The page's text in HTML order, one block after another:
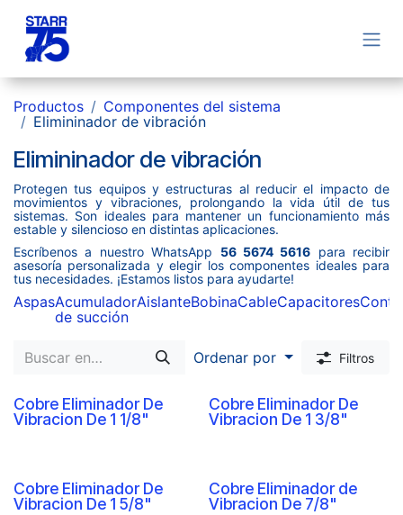
Productos
Componentes del sistema
Elimininador de vibración
Elimininador de vibración
Protegen tus equipos y estructuras al reducir el impacto de
movimientos y vibraciones, prolongando la vida útil de tus
sistemas. Son ideales para mantener un funcionamiento más
estable y silencioso en distintas aplicaciones.
Escríbenos a nuestro WhatsApp 56 5674 5616 para recibir
asesoría personalizada y elegir los componentes ideales para
tus necesidades. ¡Estamos listos para ayudarte!
AspasAcumulador
de succión
AislanteBobinaCableCapacitores
Ordenar por Filtros
Cobre Eliminador De
Vibracion De 1 1/8"
Cobre Eliminador De
Vibracion De 1 3/8"
Cobre Eliminador De
Vibracion De 1 5/8"
Cobre Eliminador de
Vibracion De 7/8"